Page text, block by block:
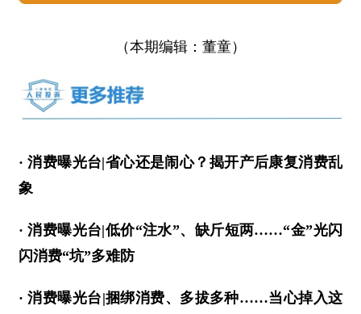
（本期编辑：董童）
· 消费曝光台|省心还是闹心？揭开产后康复消费乱
象
· 消费曝光台|低价“注水”、缺斤短两……“金”光闪
闪消费“坑”多难防
· 消费曝光台|捆绑消费、多拔多种……当心掉入这